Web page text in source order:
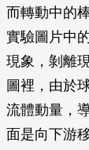
而轉動中的
實驗圖片中
現象，剝離
圖裡，由於
流體動量，
面是向下游